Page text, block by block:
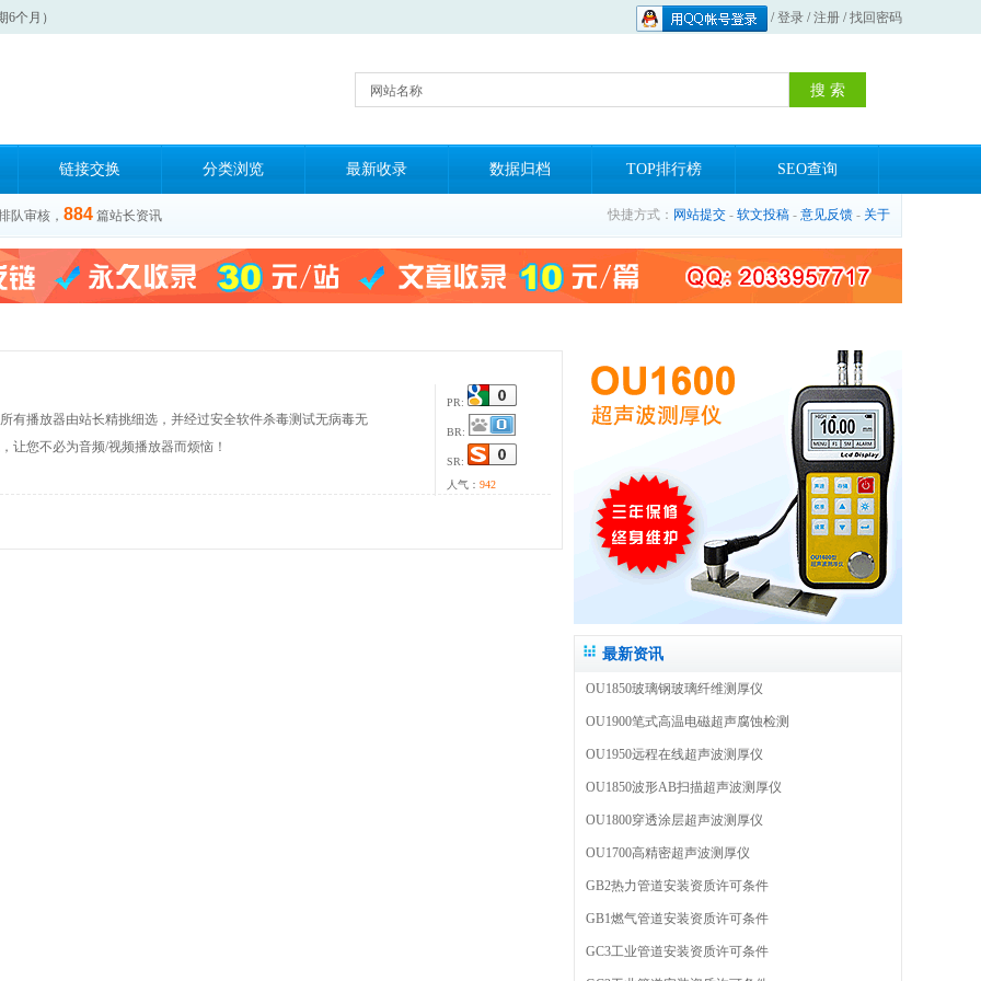
个月） /登录 /注册 /找回密码
网站名称
链接交换 分类浏览 最新收录 数据归档 TOP排行榜 SEO查询
队审核， 884 篇站长资讯 快捷方式： 网站提交 - 软文投稿 - 意见反馈 - 关于
有播放器由站长精挑细选，并经过安全软件杀毒测试无病毒无
让您不必为音频/视频播放器而烦恼！
PR:
BR:
SR:
人气： 942
最新资讯
OU1850玻璃钢玻璃纤维测厚仪
OU1900笔式高温电磁超声腐蚀检测
OU1950远程在线超声波测厚仪
OU1850波形AB扫描超声波测厚仪
OU1800穿透涂层超声波测厚仪
OU1700高精密超声波测厚仪
GB2热力管道安装资质许可条件
GB1燃气管道安装资质许可条件
GC3工业管道安装资质许可条件